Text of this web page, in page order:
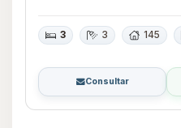
3 3 145
Consultar